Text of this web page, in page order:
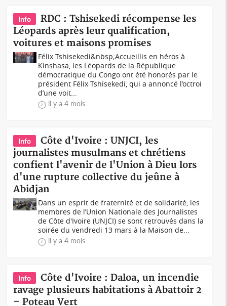
Info
RDC : Tshisekedi récompense les
Léopards après leur qualification,
voitures et maisons promises
Félix Tshisekedi&nbsp;Accueillis en héros à
Kinshasa, les Léopards de la République
démocratique du Congo ont été honorés par le
président Félix Tshisekedi, qui a annoncé l’octroi
d’une voit...
il y a 4 mois
Info
Côte d'Ivoire : UNJCI, les
journalistes musulmans et chrétiens
confient l'avenir de l'Union à Dieu lors
d'une rupture collective du jeûne à
Abidjan
Dans un esprit de fraternité et de solidarité, les
membres de l’Union Nationale des Journalistes
de Côte d'Ivoire (UNJCI) se sont retrouvés dans la
soirée du vendredi 13 mars à la Maison de...
il y a 4 mois
Info
Côte d'Ivoire : Daloa, un incendie
ravage plusieurs habitations à Abattoir 2
– Poteau Vert